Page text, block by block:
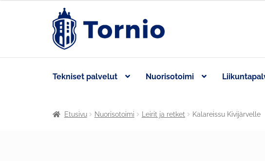
Tekniset palvelut Nuorisotoimi
Etusivu Nuorisotoimi Leirit ja retket Kalareissu Kivijärvelle